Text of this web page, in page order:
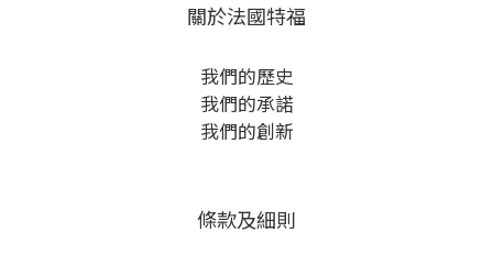
關於法國特福
我們的歷史
我們的承諾
我們的創新
條款及細則